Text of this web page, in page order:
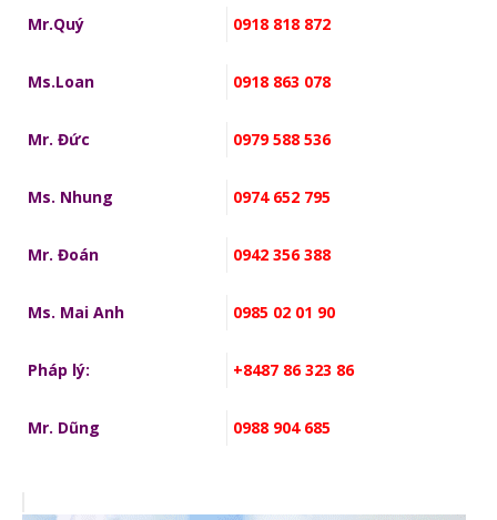
Mr.Quý 0918 818 872
Ms.Loan 0918 863 078
Mr. Đức 0979 588 536
Ms. Nhung 0974 652 795
Mr. Đoán 0942 356 388
Ms. Mai Anh 0985 02 01 90
Pháp lý: +8487 86 323 86
Mr. Dũng 0988 904 685